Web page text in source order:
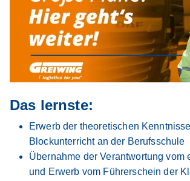
Das lernste:
Erwerb der theoretischen
Blockunterricht an der Berufsschule
Übernahme der Verantwortung vom
und Erwerb vom Führerschein der